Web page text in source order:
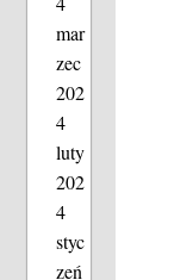
mar
zec
202
4
luty
202
4
styc
zeń